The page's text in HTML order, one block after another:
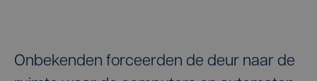
Onbekenden forceerden de deur naar de